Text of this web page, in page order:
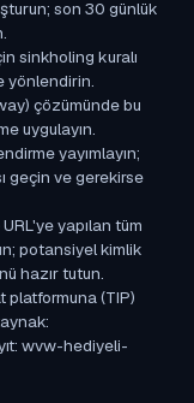
son 30 günlük
sinkholing kuralı
yönlendirin.
çözümünde bu
uygulayın.
yayımlayın;
geçin ve gerekirse
yapılan tüm
potansiyel kimlik
hazır tutun.
(TIP)
wvw-hediyeli-